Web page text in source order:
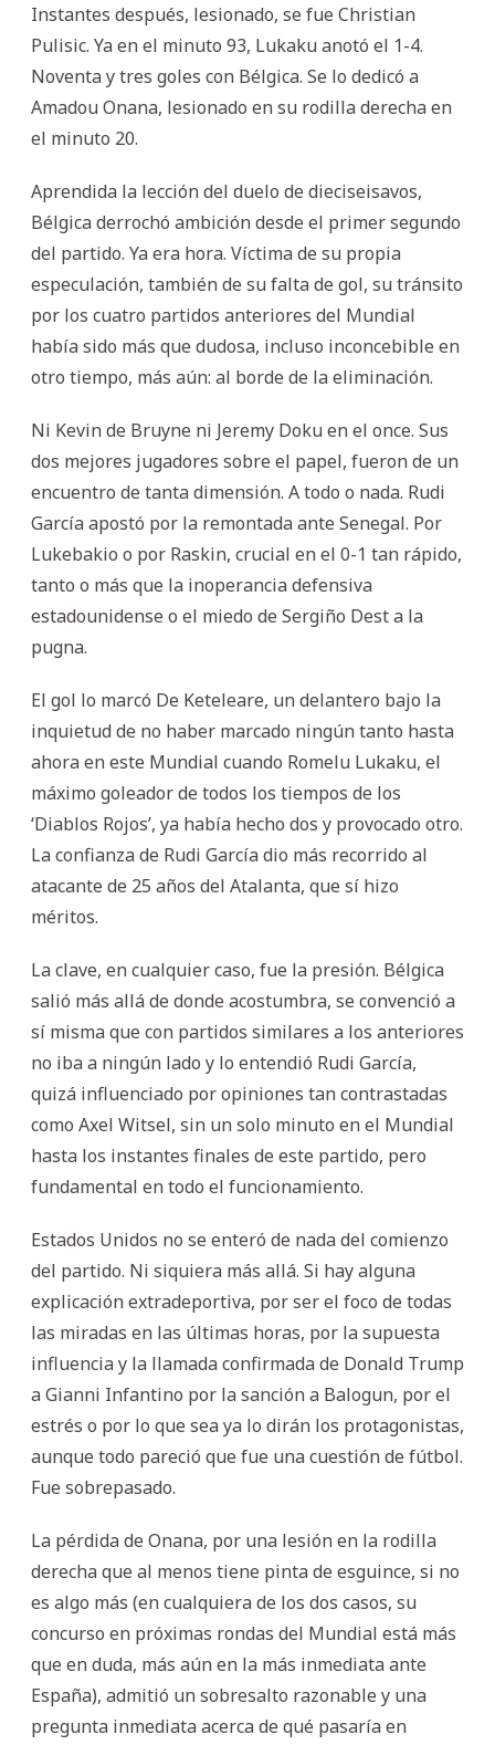
Instantes después, lesionado, se fue Christian
Pulisic. Ya en el minuto 93, Lukaku anotó el 1-4.
Noventa y tres goles con Bélgica. Se lo dedicó a
Amadou Onana, lesionado en su rodilla derecha en
el minuto 20.
Aprendida la lección del duelo de dieciseisavos,
Bélgica derrochó ambición desde el primer segundo
del partido. Ya era hora. Víctima de su propia
especulación, también de su falta de gol, su tránsito
por los cuatro partidos anteriores del Mundial
había sido más que dudosa, incluso inconcebible en
otro tiempo, más aún: al borde de la eliminación.
Ni Kevin de Bruyne ni Jeremy Doku en el once. Sus
dos mejores jugadores sobre el papel, fueron de un
encuentro de tanta dimensión. A todo o nada. Rudi
García apostó por la remontada ante Senegal. Por
Lukebakio o por Raskin, crucial en el 0-1 tan rápido,
tanto o más que la inoperancia defensiva
estadounidense o el miedo de Sergiño Dest a la
pugna.
El gol lo marcó De Keteleare, un delantero bajo la
inquietud de no haber marcado ningún tanto hasta
ahora en este Mundial cuando Romelu Lukaku, el
máximo goleador de todos los tiempos de los
‘Diablos Rojos’, ya había hecho dos y provocado otro.
La confianza de Rudi García dio más recorrido al
atacante de 25 años del Atalanta, que sí hizo
méritos.
La clave, en cualquier caso, fue la presión. Bélgica
salió más allá de donde acostumbra, se convenció a
sí misma que con partidos similares a los anteriores
no iba a ningún lado y lo entendió Rudi García,
quizá influenciado por opiniones tan contrastadas
como Axel Witsel, sin un solo minuto en el Mundial
hasta los instantes finales de este partido, pero
fundamental en todo el funcionamiento.
Estados Unidos no se enteró de nada del comienzo
del partido. Ni siquiera más allá. Si hay alguna
explicación extradeportiva, por ser el foco de todas
las miradas en las últimas horas, por la supuesta
influencia y la llamada confirmada de Donald Trump
a Gianni Infantino por la sanción a Balogun, por el
estrés o por lo que sea ya lo dirán los protagonistas,
aunque todo pareció que fue una cuestión de fútbol.
Fue sobrepasado.
La pérdida de Onana, por una lesión en la rodilla
derecha que al menos tiene pinta de esguince, si no
es algo más (en cualquiera de los dos casos, su
concurso en próximas rondas del Mundial está más
que en duda, más aún en la más inmediata ante
España), admitió un sobresalto razonable y una
pregunta inmediata acerca de qué pasaría en